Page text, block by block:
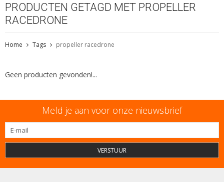
PRODUCTEN GETAGD MET PROPELLER
RACEDRONE
Home Tags propeller racedrone
Geen producten gevonden!...
Meld je aan voor onze nieuwsbrief
VERSTUUR